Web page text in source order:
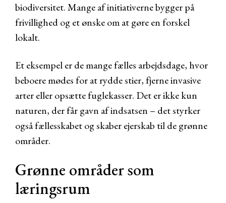
biodiversitet. Mange af initiativerne bygger på
frivillighed og et ønske om at gøre en forskel
lokalt.
Et eksempel er de mange fælles arbejdsdage, hvor
beboere mødes for at rydde stier, fjerne invasive
arter eller opsætte fuglekasser. Det er ikke kun
naturen, der får gavn af indsatsen – det styrker
også fællesskabet og skaber ejerskab til de grønne
områder.
Grønne områder som
læringsrum